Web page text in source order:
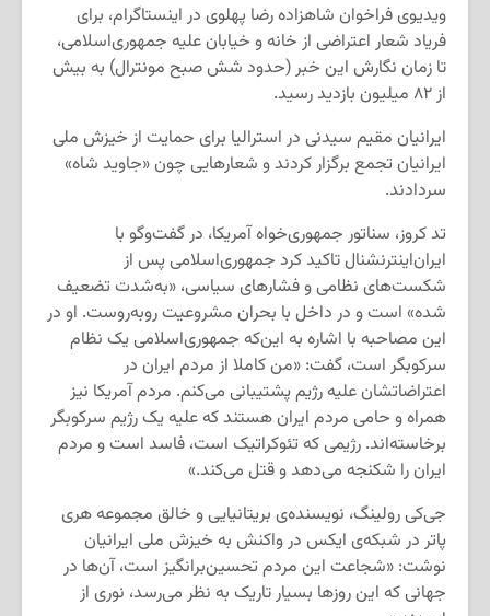
ویدیوی فراخوان شاهزاده رضا پهلوی در اینستاگرام، برای
فریاد شعار اعتراضی از خانه و خیابان علیه جمهوری‌اسلامی،
تا زمان نگارش این خبر (حدود شش صبح مونترال) به بیش
از ۸۲ میلیون بازدید رسید.
ایرانیان مقیم سیدنی در استرالیا برای حمایت از خیزش ملی
ایرانیان تجمع برگزار کردند و شعارهایی چون «جاوید شاه»
سردادند.
تد کروز، سناتور جمهوری‌خواه آمریکا، در گفت‌وگو با
ایران‌اینترنشنال تاکید کرد جمهوری‌اسلامی پس از
شکست‌های نظامی و فشارهای سیاسی، «به‌شدت تضعیف
شده» است و در داخل با بحران مشروعیت روبه‌روست. او در
این مصاحبه با اشاره به این‌که جمهوری‌اسلامی یک نظام
سرکوبگر است، گفت: «من کاملا از مردم ایران در
اعتراضاتشان علیه رژیم پشتیبانی می‌کنم. مردم آمریکا نیز
همراه و حامی مردم ایران هستند که علیه یک رژیم سرکوبگر
برخاسته‌اند. رژیمی که تئوکراتیک است، فاسد است و مردم
ایران را شکنجه می‌دهد و قتل می‌کند.»
جی‌کی رولینگ، نویسنده‌ی بریتانیایی و خالق مجموعه هری
پاتر در شبکه‌ی ایکس در واکنش به خیزش ملی ایرانیان
نوشت: «شجاعت این مردم تحسین‌برانگیز است، آن‌ها در
جهانی که این روزها بسیار تاریک به نظر می‌رسد،‌ نوری از